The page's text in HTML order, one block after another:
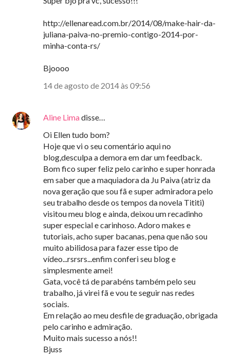
http://ellenaread.com.br/2014/08/make-hair-da-
juliana-paiva-no-premio-contigo-2014-por-
minha-conta-rs/
Bjoooo
14 de agosto de 2014 às 09:56
Aline Limadisse…
Oi Ellen tudo bom?
Hoje que vi o seu comentário aqui no
blog,desculpa a demora em dar um feedback.
Bom fico super feliz pelo carinho e super honrada
em saber que a maquiadora da Ju Paiva (atriz da
nova geração que sou fã e super admiradora pelo
seu trabalho desde os tempos da novela Tititi)
visitou meu blog e ainda, deixou um recadinho
super especial e carinhoso. Adoro makes e
tutoriais, acho super bacanas, pena que não sou
muito abilidosa para fazer esse tipo de
vídeo...rsrsrs...enfim conferi seu blog e
simplesmente amei!
Gata, você tá de parabéns também pelo seu
trabalho, já virei fã e vou te seguir nas redes
sociais.
Em relação ao meu desfile de graduação, obrigada
pelo carinho e admiração.
Muito mais sucesso a nós!!
Bjuss